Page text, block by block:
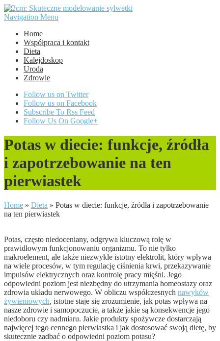
Navigation Menu
Home
Współpraca i kontakt
Dieta
Kalejdoskop
Uroda
Zdrowie
Follow us on Twitter
Follow us on Facebook
Subscribe To Rss Feed
Follow Us On Google+
Potas w diecie: funkcje, źródła
i zapotrzebowanie na ten
pierwiastek
Home » Dieta » Potas w diecie: funkcje, źródła i zapotrzebowanie
na ten pierwiastek
Potas, często niedoceniany, odgrywa kluczową rolę w
prawidłowym funkcjonowaniu organizmu. To nie tylko
makroelement, ale także niezwykle istotny elektrolit, który wpływa
na wiele procesów, w tym regulację ciśnienia krwi, przekazywanie
impulsów elektrycznych oraz kontrolę pracy mięśni. Jego
odpowiedni poziom jest niezbędny do utrzymania homeostazy oraz
zdrowia układu nerwowego. W obliczu współczesnych nawyków
żywieniowych, istotne staje się zrozumienie, jak potas wpływa na
nasze zdrowie i samopoczucie, a także jakie są konsekwencje jego
niedoboru czy nadmiaru. Jakie produkty spożywcze dostarczają
najwięcej tego cennego pierwiastka i jak dostosować swoją dietę, by
skutecznie zadbać o odpowiedni poziom potasu?